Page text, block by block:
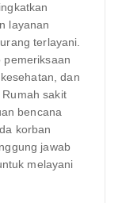
layanan
terlayani.
pemeriksaan
dan
sakit
bencana
korban
jawab
melayani